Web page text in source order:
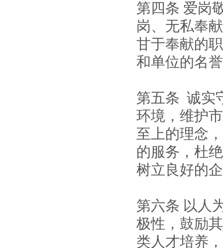
第四条 爱岗
岗、无私奉
甘于奉献的
和单位的名
第五条 诚实
环境，维护
至上的理念
的服务，杜
树立良好的
第六条 以人
极性，鼓励
类人才培养